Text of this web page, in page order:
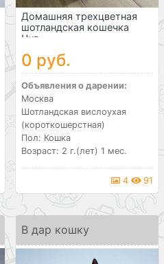
Домашняя трехцветная
шотландская кошечка
Чул...
0 руб.
Объявления о дарении:
Москва
Шотландская вислоухая
(короткошерстная)
Пол: Кошка
Возраст: 2 г.(лет) 1 мес.
4 91
В дар кошку